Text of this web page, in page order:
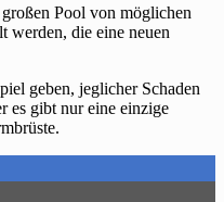
Pool von möglichen
werden, die eine neuen
geben, jeglicher Schaden
es gibt nur eine einzige